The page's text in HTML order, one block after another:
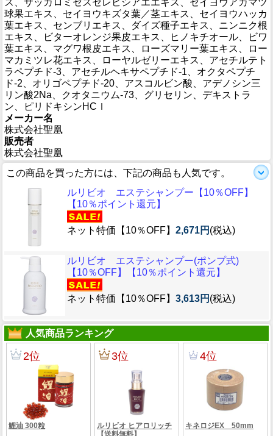
球果エキス、セイヨウキズタ葉／茎エキス、セイヨウハッカ
葉エキス、センブリエキス、ダイズ種子エキス、ニンニク根
エキス、ビターオレンジ果皮エキス、ヒノキチオール、ビワ
葉エキス、マグワ根皮エキス、ローズマリー葉エキス、ロー
マカミツレ花エキス、ローヤルゼリーエキス、アセチルテト
ラペプチド-3、アセチルヘキサペプチド-1、オクタペプチ
ド-2、オリゴペプチド-20、アスコルビン酸、アデノシン三
リン酸2Na、クオタニウム-73、グリセリン、デキストラ
ン、ピリドキシンHCｌ
メーカー名
株式会社聖凰
販売者
株式会社聖凰
この商品を買った方には、下記の商品も人気です。
ルリビオ エステシャンプー【10％OFF】
【10％ポイント還元】
ネット特価【10％OFF】 2,671円 (税込)
ルリビオ エステシャンプー(ポンプ式)
【10％OFF】【10％ポイント還元】
ネット特価【10％OFF】 3,613円 (税込)
人気商品ランキング